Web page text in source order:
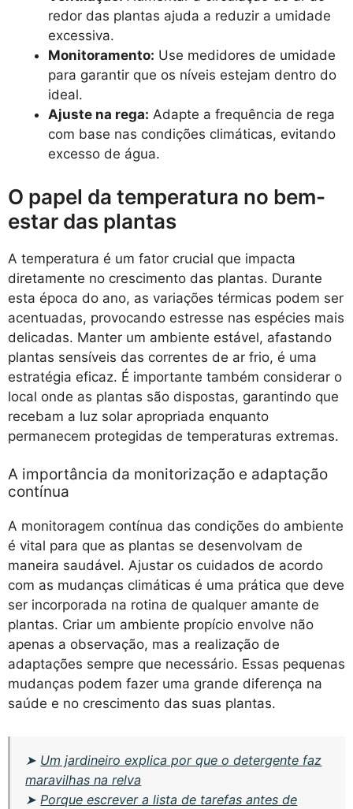
redor das plantas ajuda a reduzir a umidade
excessiva.
Monitoramento: Use medidores de umidade
para garantir que os níveis estejam dentro do
ideal.
Ajuste na rega: Adapte a frequência de rega
com base nas condições climáticas, evitando
excesso de água.
O papel da temperatura no bem-
estar das plantas
A temperatura é um fator crucial que impacta
diretamente no crescimento das plantas. Durante
esta época do ano, as variações térmicas podem ser
acentuadas, provocando estresse nas espécies mais
delicadas. Manter um ambiente estável, afastando
plantas sensíveis das correntes de ar frio, é uma
estratégia eficaz. É importante também considerar o
local onde as plantas são dispostas, garantindo que
recebam a luz solar apropriada enquanto
permanecem protegidas de temperaturas extremas.
A importância da monitorização e adaptação
contínua
A monitoragem contínua das condições do ambiente
é vital para que as plantas se desenvolvam de
maneira saudável. Ajustar os cuidados de acordo
com as mudanças climáticas é uma prática que deve
ser incorporada na rotina de qualquer amante de
plantas. Criar um ambiente propício envolve não
apenas a observação, mas a realização de
adaptações sempre que necessário. Essas pequenas
mudanças podem fazer uma grande diferença na
saúde e no crescimento das suas plantas.
➤ Um jardineiro explica por que o detergente faz
maravilhas na relva
➤Porque escrever a lista de tarefas antes de